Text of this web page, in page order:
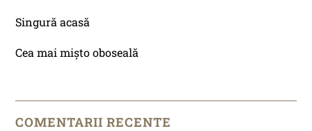
Singură acasă
Cea mai mișto oboseală
COMENTARII RECENTE